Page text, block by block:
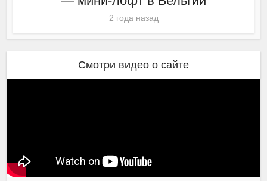
2 года назад
Смотри видео о сайте